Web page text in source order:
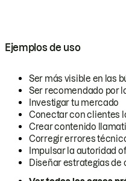
Ejemplos de uso
Ser más visible en las
Ser recomendado por
Investigar tu mercado
Conectar con clientes
Crear contenido
Corregir errores
Impulsar la autoridad
Diseñar estrategias de